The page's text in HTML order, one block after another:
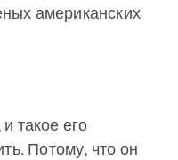
американских
такое его
Потому, что он